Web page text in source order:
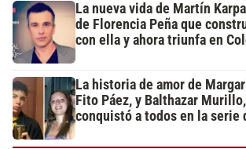
La nueva vida de Martín
de Florencia Peña que
con ella y ahora triunfa en
La historia de amor de
Fito Páez, y Balthazar
conquistó a todos en la serie